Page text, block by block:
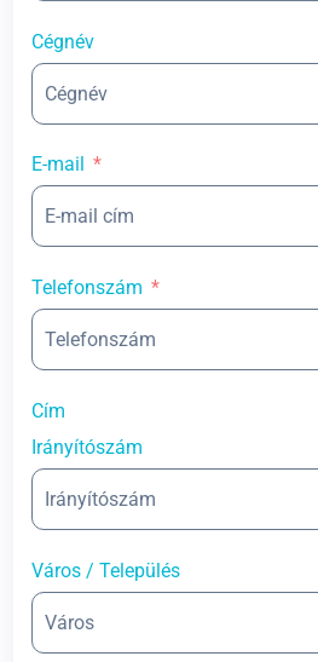
Cégnév
E-mail
Telefonszám
Cím
Irányítószám
Város / Település